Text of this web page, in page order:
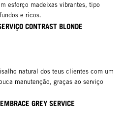
esforço madeixas vibrantes, tipo
e ricos.
CONTRAST BLONDE
natural dos teus clientes com um
manutenção, graças ao serviço
GREY SERVICE